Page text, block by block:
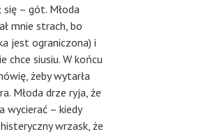
się – gót. Młoda
mnie strach, bo
jest ograniczona) i
chce siusiu. W końcu
żeby wytarła
Młoda drze ryja, że
wycierać – kiedy
wrzask, że